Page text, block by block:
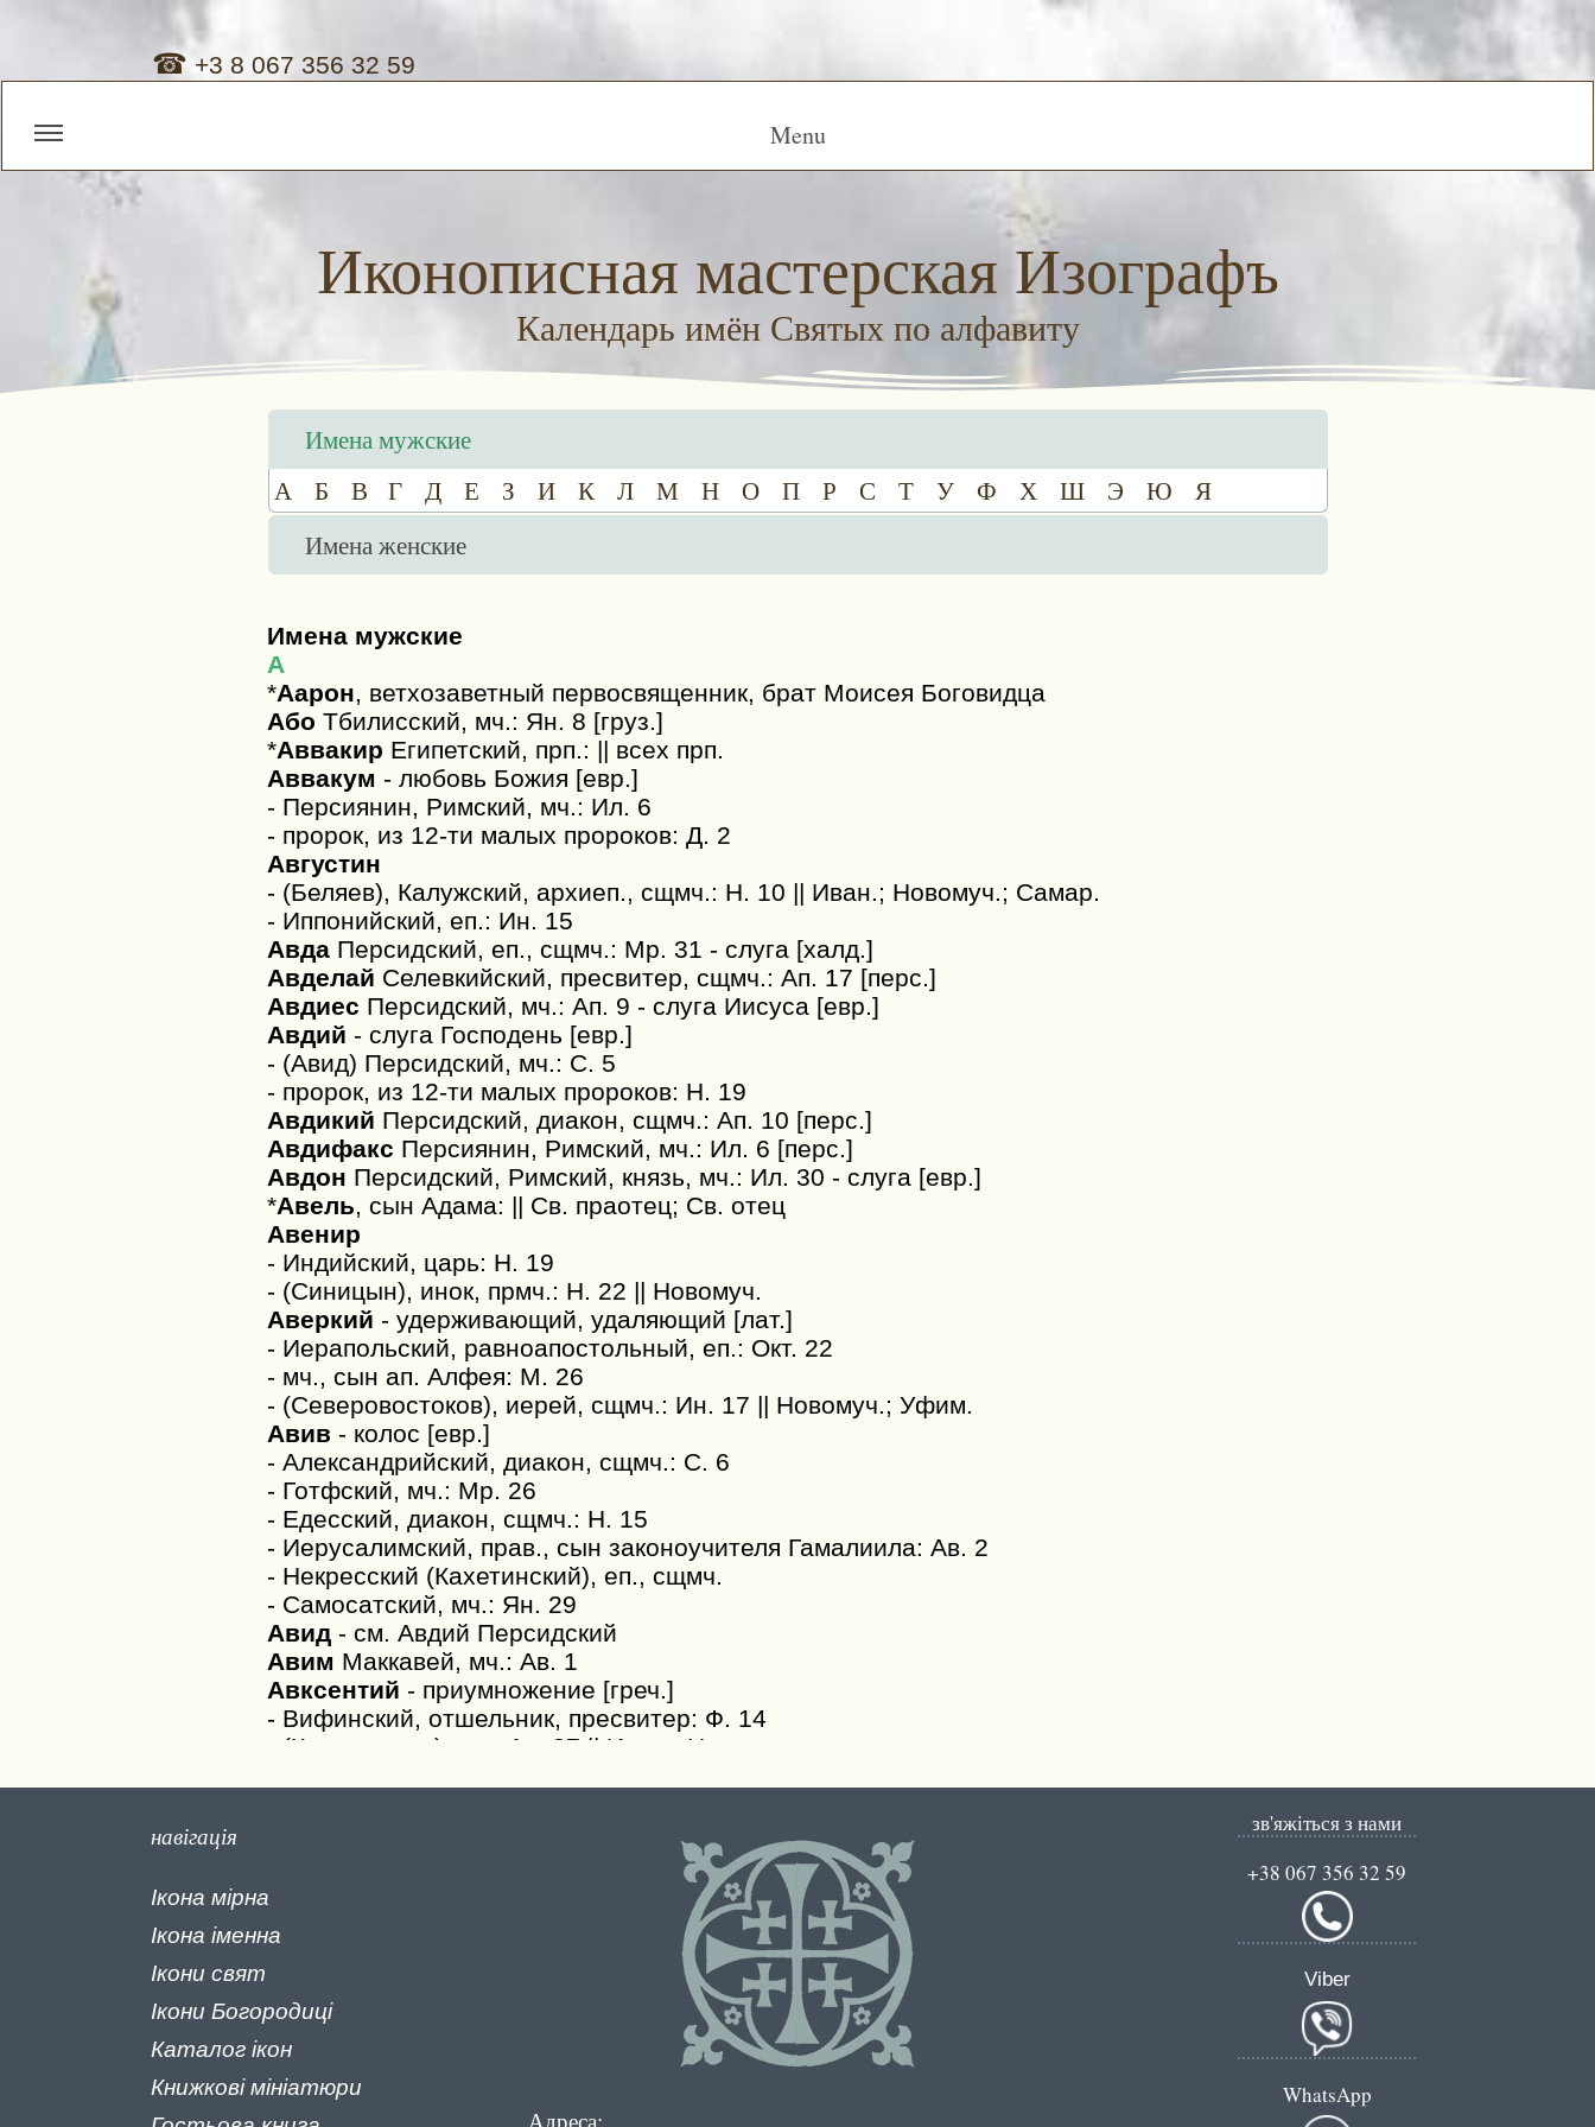
☎ +3 8 067 356 32 59
Menu
Иконописная мастерская Изографъ
Календарь имён Святых по алфавиту
Имена мужские
А
Б В Г Д Е З И К Л М Н О П Р С Т У Ф Х Ш Э Ю
Я
Имена женские
навігація
Ікона мірна
Ікона іменна
Ікони свят
Ікони Богородиці
Каталог ікон
Книжкові мініатюри
Адреса:
зв'яжіться з нами
+38 067 356 32 59
Viber
WhatsApp